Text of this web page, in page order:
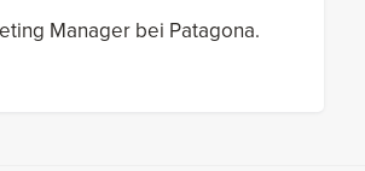
Manager bei Patagona.